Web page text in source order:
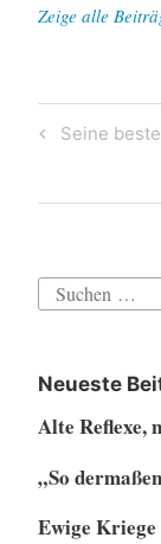
Zeige alle
Previous
Seine
Suchen
Neueste
Alte Reflexe,
„So
Ewige Kriege